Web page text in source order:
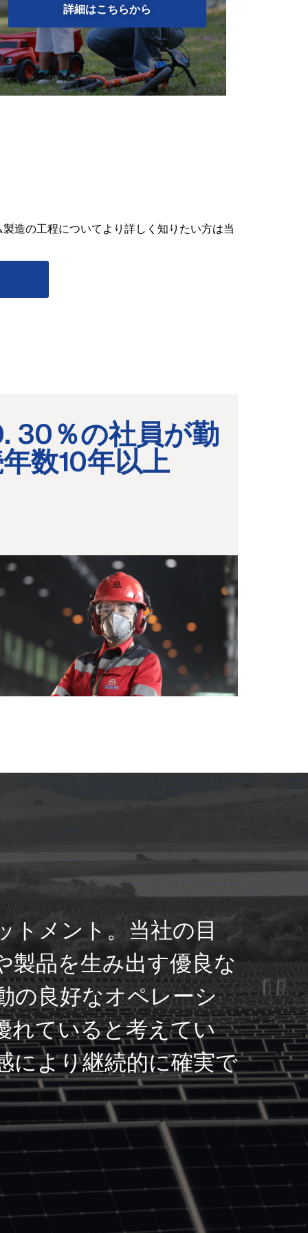
詳細はこちらから
造の工程についてより詳しく知りたい方は当
30％の社員が勤
数10年以上
トメント。当社の目
製品を生み出す優良な
の良好なオペレーシ
れていると考えてい
により継続的に確実で